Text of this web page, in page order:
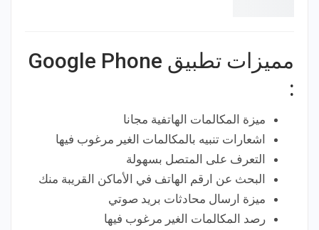
مميزات تطبيق Google Phone
:
ميزة المكالمات الهاتفية مجانا
اشعارات تنبيه بالمكالمات الغير مرغوب فيها
التعرف على المتصل بسهولة
البحث عن ارقم الهاتف في الأماكن القريبة منك
ميزة ارسال محادثات بريد صوتي
رصد المكالمات الغير مرغوب فيها